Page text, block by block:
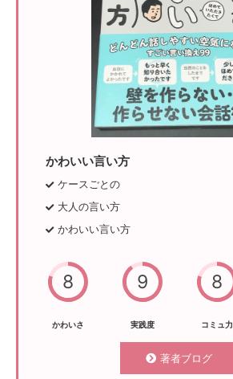
かわいい言い方
ケースごとの
大人の言い方
かわいい言い方
8
かわいさ
9
実践度
8
コミュ力
著者ブログ